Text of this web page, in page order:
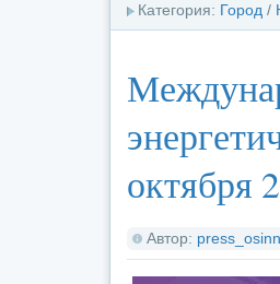
Категория: Город /
октября
Автор: